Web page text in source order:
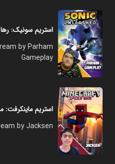
استریم سونیک:
by Parham
Gameplay
استریم
by Jacksen